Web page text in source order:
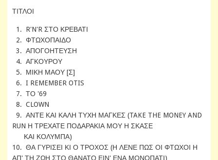
ΤΙΤΛΟΙ
1. R'N'R ΣΤΟ ΚΡΕΒΑΤΙ
2. ΦΤΩΧΟΠΑΙΔΟ
3. ΑΠΟΓΟΗΤΕΥΣΗ
4. ΑΓΚΟΥΡΟΥ
5. ΜΙΚΗ ΜΑΟΥ [Σ]
6. I REMEMBER OTIS
7. ΤΟ '69
8. CLOWN
9. ΑΝΤΕ ΚΑΙ ΚΑΛΗ ΤΥΧΗ ΜΑΓΚΕΣ (TAKE THE MONEY AND
RUN Η ΤΡΕΧΑΤΕ ΠΟΔΑΡΑΚΙΑ ΜΟΥ Η ΣΚΑΣΕ
ΚΑΙ ΚΟΛΥΜΠΑ)
10. ΘΑ ΓΥΡΙΣΕΙ ΚΙ Ο ΤΡΟΧΟΣ (Η ΛΕΝΕ ΠΩΣ ΟΙ ΦΤΩΧΟΙ Η
ΑΠ' ΤΗ ΖΩΗ ΣΤΟ ΘΑΝΑΤΟ ΕΙΝ' ΕΝΑ ΜΟΝΟΠΑΤΙ)